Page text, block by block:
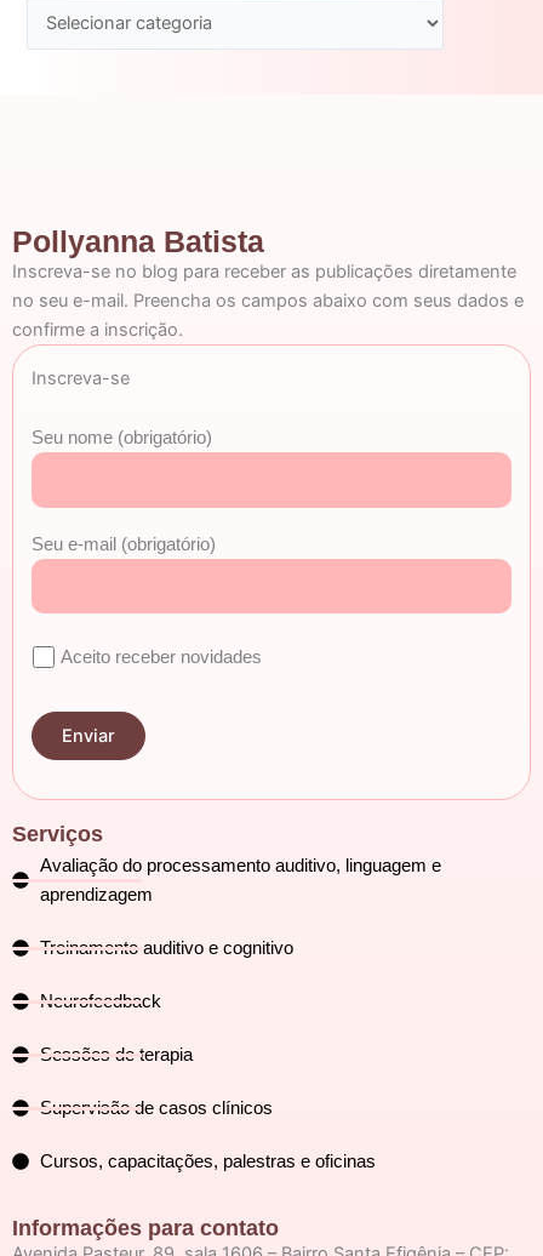
Pollyanna Batista
Inscreva-se no blog para receber as publicações diretamente
no seu e-mail. Preencha os campos abaixo com seus dados e
confirme a inscrição.
Inscreva-se
Seu nome (obrigatório)
Seu e-mail (obrigatório)
Aceito receber novidades
Serviços
Avaliação do processamento auditivo, linguagem e
aprendizagem
Treinamento auditivo e cognitivo
Neurofeedback
Sessões de terapia
Supervisão de casos clínicos
Cursos, capacitações, palestras e oficinas
Informações para contato